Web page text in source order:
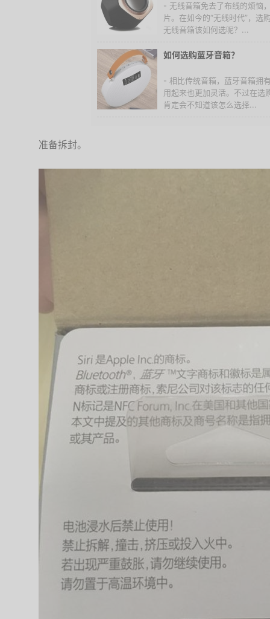
- 无线音箱免去了布线的烦恼
片。在如今的“无线时代”，选
无线音箱该如何选呢？...
如何选购蓝牙音箱？
- 相比传统音箱，蓝牙音箱拥
用起来也更加灵活。不过在选
肯定会不知道该怎么选择...
准备拆封。